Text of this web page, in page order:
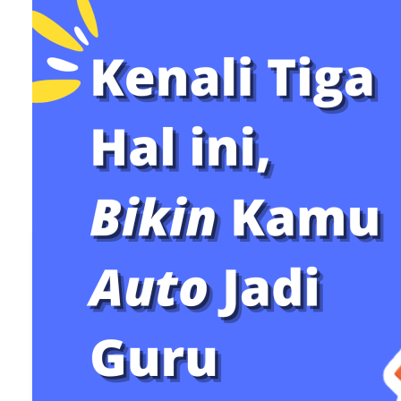
Menjadi guru bahagia tidak bisa dicapai seorang
Semua itu memerlukan dukungan pemerintah,
sekolah, wali peserta didik, dan masyarakat. Hal
karena pendidikan yang mengantarkan peserta
sama, bukan hanya guru.